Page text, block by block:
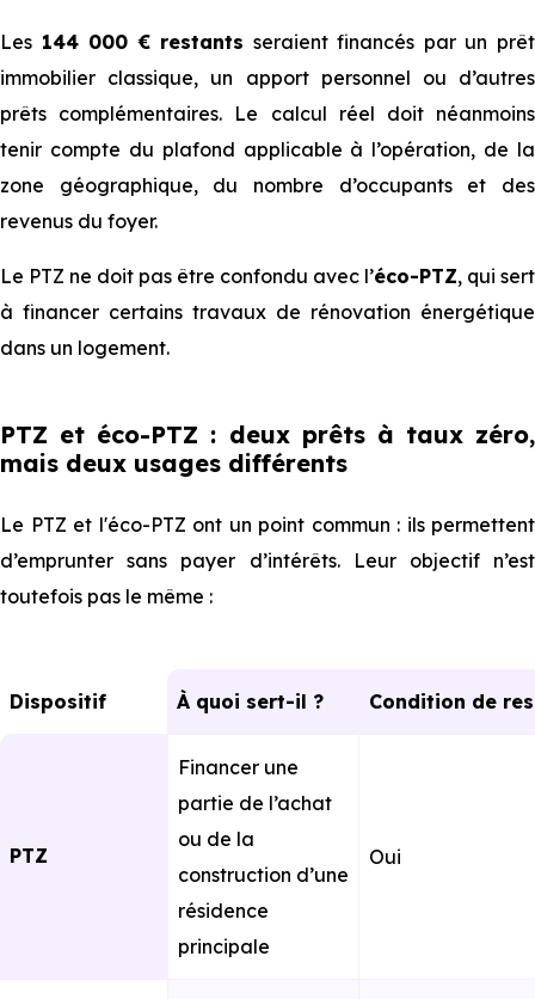
Les 144 000 € restants seraient financés par un prêt
immobilier classique, un apport personnel ou d’autres
prêts complémentaires. Le calcul réel doit néanmoins
tenir compte du plafond applicable à l’opération, de la
zone géographique, du nombre d’occupants et des
revenus du foyer.
Le PTZ ne doit pas être confondu avec l’éco-PTZ, qui sert
à financer certains travaux de rénovation énergétique
dans un logement.
PTZ et éco-PTZ : deux prêts à taux zéro,
mais deux usages différents
Le PTZ et l'éco-PTZ ont un point commun : ils permettent
d’emprunter sans payer d’intérêts. Leur objectif n’est
toutefois pas le même :
Dispositif À quoi sert-il ? Condition de
PTZ
Financer une
partie de l’achat
ou de la
construction d’une
résidence
principale
Oui